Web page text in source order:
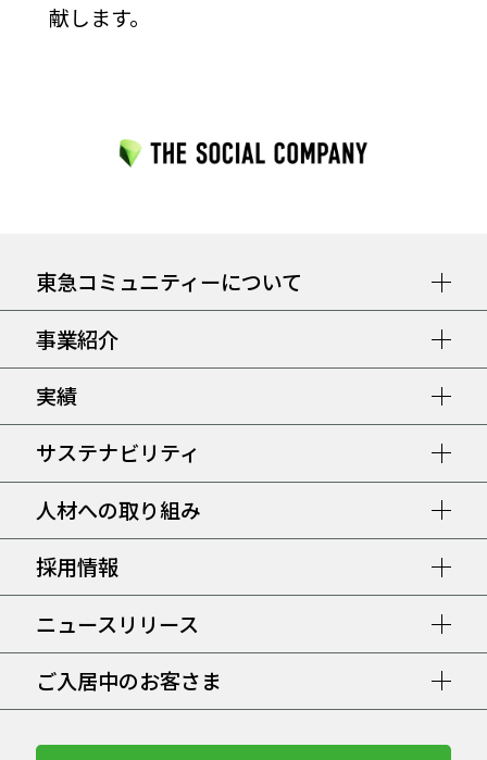
献します。
東急コミュニティーについて
事業紹介
実績
サステナビリティ
人材への取り組み
採用情報
ニュースリリース
ご入居中のお客さま